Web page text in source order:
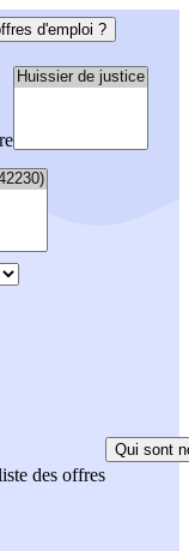
d'emploi ?
des offres
Qui sont